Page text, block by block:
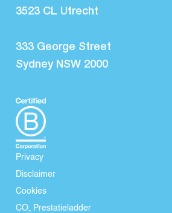
3523 CL Utrecht
333 George Street
Sydney NSW 2000
Privacy
Disclaimer
Cookies
CO₂ Prestatieladder